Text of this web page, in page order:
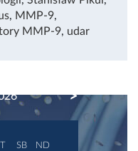
, MMP-9,
MMP-9, udar
NEXT
SB ND